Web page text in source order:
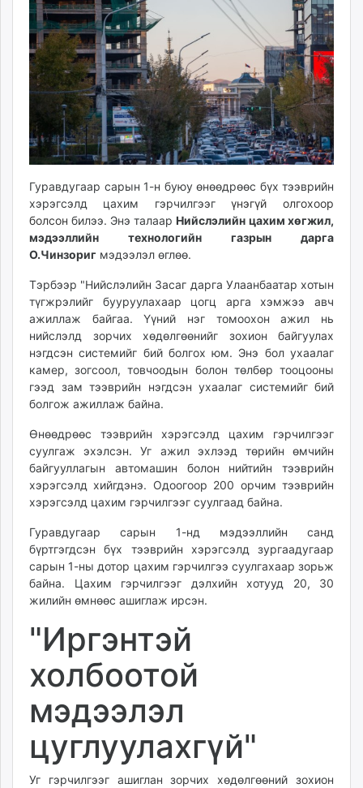
ikon.mn
mnb.mn
Livetv.mn
Eguur.mn
24tsag.mn
shuud.mn
eagle.mn
ergelt.mn
today.mn
zuv.mn
mminfo.mn
ugluu.mn
unen.mn
asu.mn
shudarga.mn
shuurhai.mn
unuudur.mn
isee.mn
fact.mn
itoim.mn
tumen.mn
shuum.mn
tvmongolia.mn
mass.mn
unegui.mn
assa.mn
tac.mn
paparazzi.mn
unread.today
Гуравдугаар сарын 1-н буюу өнөөдрөөс бүх тээврийн
хэрэгсэлд цахим гэрчилгээг үнэгүй олгохоор
болсон билээ. Энэ талаар Нийслэлийн цахим хөгжил,
мэдээллийн технологийн газрын дарга
О.Чинзориг мэдээлэл өглөө.
Тэрбээр "Нийслэлийн Засаг дарга Улаанбаатар хотын
түгжрэлийг бууруулахаар цогц арга хэмжээ авч
ажиллаж байгаа. Үүний нэг томоохон ажил нь
нийслэлд зорчих хөдөлгөөнийг зохион байгуулах
нэгдсэн системийг бий болгох юм. Энэ бол ухаалаг
камер, зогсоол, товчоодын болон төлбөр тооцооны
гээд зам тээврийн нэгдсэн ухаалаг системийг бий
болгож ажиллаж байна.
Өнөөдрөөс тээврийн хэрэгсэлд цахим гэрчилгээг
суулгаж эхэлсэн. Уг ажил эхлээд төрийн өмчийн
байгууллагын автомашин болон нийтийн тээврийн
хэрэгсэлд хийгдэнэ. Одоогоор 200 орчим тээврийн
хэрэгсэлд цахим гэрчилгээг суулгаад байна.
Гуравдугаар сарын 1-нд мэдээллийн санд
бүртгэгдсэн бүх тээврийн хэрэгсэлд зургаадугаар
сарын 1-ны дотор цахим гэрчилгээ суулгахаар зорьж
байна. Цахим гэрчилгээг дэлхийн хотууд 20, 30
жилийн өмнөөс ашиглаж ирсэн.
"Иргэнтэй
холбоотой
мэдээлэл
цуглуулахгүй"
Уг гэрчилгээг ашиглан зорчих хөдөлгөөний зохион